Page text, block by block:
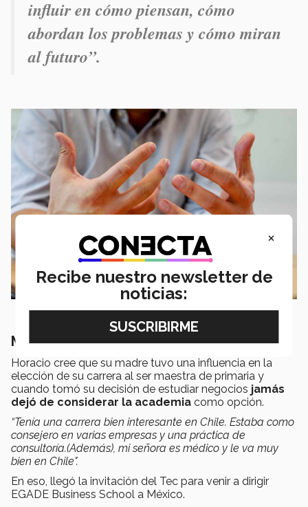
influir en cómo piensan, cómo
abordan los problemas y cómo miran
al futuro”.
Músico, corredor e hincha del Peñarol
Horacio cree que su madre tuvo una influencia en la
elección de su carrera al ser maestra de primaria y
cuando tomó su decisión de estudiar negocios jamás
dejó de considerar la academia como opción.
“Tenía una carrera bien interesante en Chile. Estaba como
consejero en varias empresas y una práctica de
consultoría.(Además), mi señora es médico y le va muy
bien en Chile".
En eso, llegó la invitación del Tec para venir a dirigir
EGADE Business School a México.
×
Recibe nuestro newsletter de
noticias: